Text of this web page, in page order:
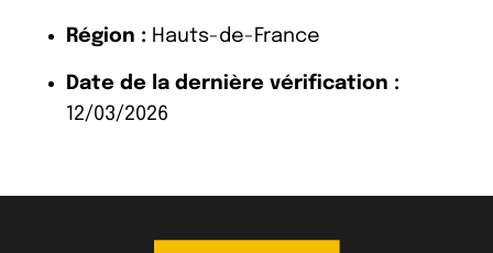
Région : Hauts-de-France
Date de la dernière vérification :
12/03/2026